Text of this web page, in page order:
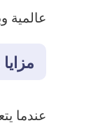
عالمية
عندما